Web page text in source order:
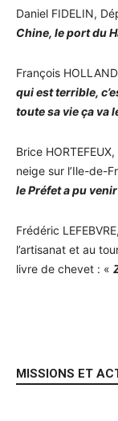
Daniel FIDELIN,
Chine, le port du
François
qui est terrible,
toute sa vie ça va
Brice
neige sur l’Ile-de-
le Préfet a pu
Frédéric
l’artisanat et au
livre de chevet : «
MISSIONS ET